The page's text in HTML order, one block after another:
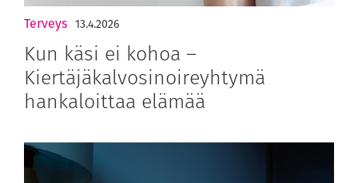
Terveys 13.4.2026
Kun käsi ei kohoa –
Kiertäjäkalvosinoireyhtymä
hankaloittaa elämää